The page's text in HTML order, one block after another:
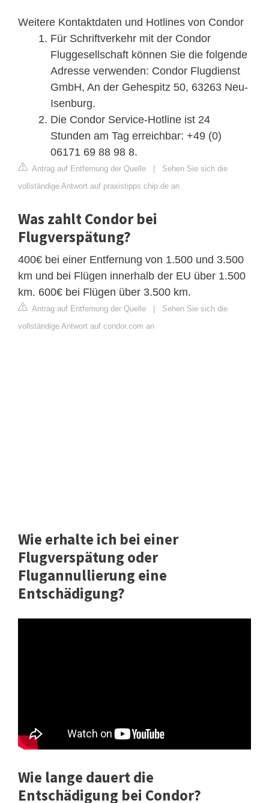
Weitere Kontaktdaten und Hotlines von Condor
Für Schriftverkehr mit der Condor
Fluggesellschaft können Sie die folgende
Adresse verwenden: Condor Flugdienst
GmbH, An der Gehespitz 50, 63263 Neu-
Isenburg.
Die Condor Service-Hotline ist 24
Stunden am Tag erreichbar: +49 (0)
06171 69 88 98 8.
Antrag auf Entfernung der Quelle
Sehen Sie sich die
vollständige Antwort auf praxistipps.chip.de an
Was zahlt Condor bei
Flugverspätung?
400€ bei einer Entfernung von 1.500 und 3.500
km und bei Flügen innerhalb der EU über 1.500
km. 600€ bei Flügen über 3.500 km.
Antrag auf Entfernung der Quelle
Sehen Sie sich die
vollständige Antwort auf condor.com an
Wie erhalte ich bei einer
Flugverspätung oder
Flugannullierung eine
Entschädigung?
Wie lange dauert die
Entschädigung bei Condor?